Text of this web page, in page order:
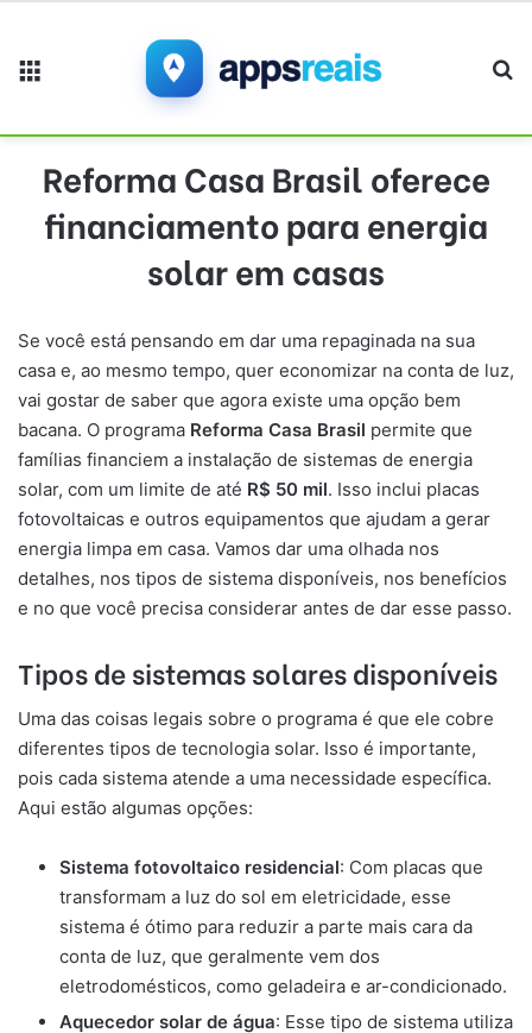
Reforma Casa Brasil oferece
financiamento para energia
solar em casas
Se você está pensando em dar uma repaginada na sua
casa e, ao mesmo tempo, quer economizar na conta de luz,
vai gostar de saber que agora existe uma opção bem
bacana. O programa Reforma Casa Brasil permite que
famílias financiem a instalação de sistemas de energia
solar, com um limite de até R$ 50 mil. Isso inclui placas
fotovoltaicas e outros equipamentos que ajudam a gerar
energia limpa em casa. Vamos dar uma olhada nos
detalhes, nos tipos de sistema disponíveis, nos benefícios
e no que você precisa considerar antes de dar esse passo.
Tipos de sistemas solares disponíveis
Uma das coisas legais sobre o programa é que ele cobre
diferentes tipos de tecnologia solar. Isso é importante,
pois cada sistema atende a uma necessidade específica.
Aqui estão algumas opções:
Sistema fotovoltaico residencial: Com placas que
transformam a luz do sol em eletricidade, esse
sistema é ótimo para reduzir a parte mais cara da
conta de luz, que geralmente vem dos
eletrodomésticos, como geladeira e ar-condicionado.
Aquecedor solar de água: Esse tipo de sistema utiliza